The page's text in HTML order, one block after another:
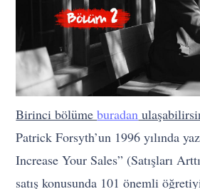
Birinci bölümeburadan
Patrick Forsyth’un 1996 yılında
Increase Your Sales” (Satışları
satış konusunda 101 önemli